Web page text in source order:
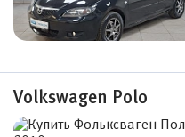
Volkswagen Polo